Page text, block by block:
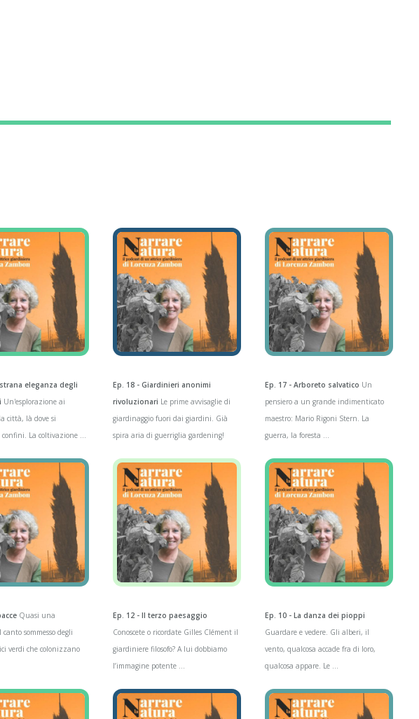
eleganza degli
Un'esplorazione ai
città, là dove si
La coltivazione ...
Ep. 18 - Giardinieri anonimi
rivoluzionari Le prime avvisaglie di
giardinaggio fuori dai giardini. Già
spira aria di guerriglia gardening!
Ep. 17 - Arboreto salvatico Un
pensiero a un grande indimenticato
maestro: Mario Rigoni Stern. La
guerra, la foresta ...
Quasi una
sommesso degli
verdi che colonizzano
Ep. 12 - Il terzo paesaggio
Conoscete o ricordate Gilles Clément il
giardiniere filosofo? A lui dobbiamo
l’immagine potente ...
Ep. 10 - La danza dei pioppi
Guardare e vedere. Gli alberi, il
vento, qualcosa accade fra di loro,
qualcosa appare. Le ...